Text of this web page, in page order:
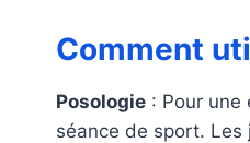
Comment
Posologie : Pour une
séance de sport. Les